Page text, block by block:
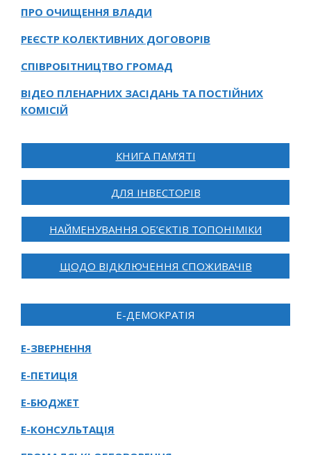
ПРО ОЧИЩЕННЯ ВЛАДИ
РЕЄСТР КОЛЕКТИВНИХ ДОГОВОРІВ
СПІВРОБІТНИЦТВО ГРОМАД
ВІДЕО ПЛЕНАРНИХ ЗАСІДАНЬ ТА ПОСТІЙНИХ
КОМІСІЙ
КНИГА ПАМ’ЯТІ
ДЛЯ ІНВЕСТОРІВ
НАЙМЕНУВАННЯ ОБ’ЄКТІВ ТОПОНІМІКИ
ЩОДО ВІДКЛЮЧЕННЯ СПОЖИВАЧІВ
Е-ДЕМОКРАТІЯ
Е-ЗВЕРНЕННЯ
Е-ПЕТИЦІЯ
Е-БЮДЖЕТ
Е-КОНСУЛЬТАЦІЯ